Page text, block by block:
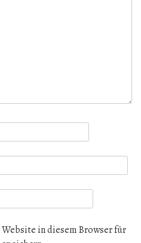
in diesem Browser für